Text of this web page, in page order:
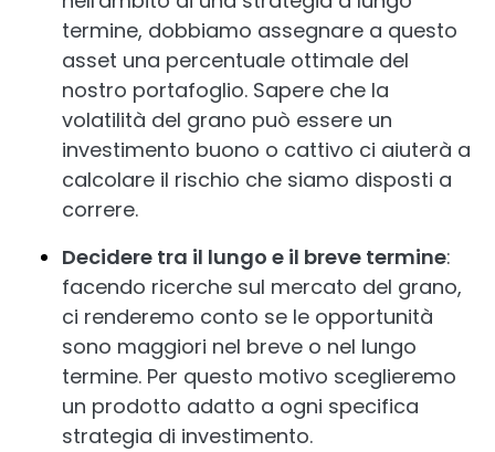
termine, dobbiamo assegnare a questo
asset una percentuale ottimale del
nostro portafoglio. Sapere che la
volatilità del grano può essere un
investimento buono o cattivo ci aiuterà a
calcolare il rischio che siamo disposti a
correre.
Decidere tra il lungo e il breve termine:
facendo ricerche sul mercato del grano,
ci renderemo conto se le opportunità
sono maggiori nel breve o nel lungo
termine. Per questo motivo sceglieremo
un prodotto adatto a ogni specifica
strategia di investimento.